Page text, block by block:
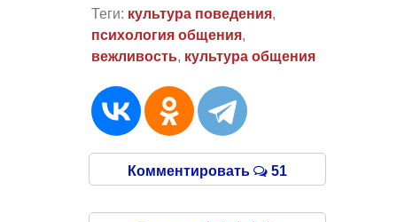
Теги: культура поведения,
психология общения,
вежливость, культура общения
Комментировать 51